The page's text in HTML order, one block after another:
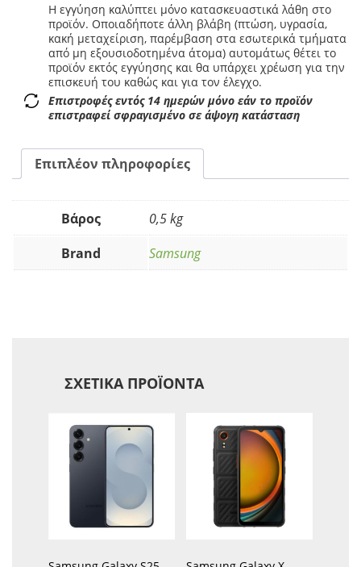
Η εγγύηση καλύπτει μόνο κατασκευαστικά λάθη στο
προϊόν. Οποιαδήποτε άλλη βλάβη (πτώση, υγρασία,
κακή μεταχείριση, παρέμβαση στα εσωτερικά τμήματα
από μη εξουσιοδοτημένα άτομα) αυτομάτως θέτει το
προϊόν εκτός εγγύησης και θα υπάρχει χρέωση για την
επισκευή του καθώς και για τον έλεγχο.
Επιστροφές εντός 14 ημερών μόνο εάν το προϊόν
επιστραφεί σφραγισμένο σε άψογη κατάσταση
Επιπλέον πληροφορίες
Βάρος
0,5 kg
Brand
Samsung
ΣΧΕΤΙΚΆ ΠΡΟΪΌΝΤΑ